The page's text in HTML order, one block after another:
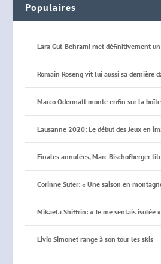
Populaires
Lara Gut-Behrami met définitivement
Romain Roseng vit lui aussi sa dernière
Marco Odermatt monte enfin sur la
Lausanne 2020: Le début des Jeux en
Finales annulées, Marc Bischofberger
Corinne Suter: « Une saison en
Mikaela Shiffrin: « Je me sentais isolée »
Livio Simonet range à son tour les skis